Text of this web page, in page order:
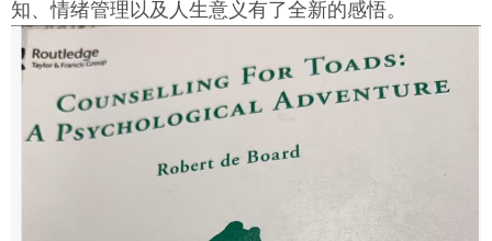
知、情绪管理以及人生意义有了全新的感悟。